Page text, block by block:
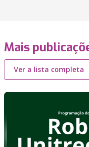
Mais
Ver a lista completa